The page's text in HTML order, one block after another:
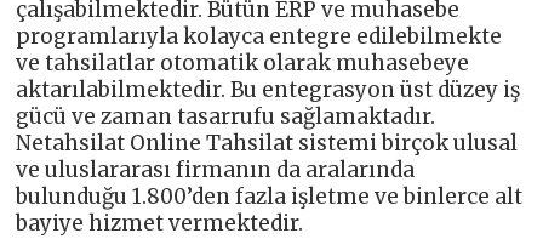
çalışabilmektedir. Bütün ERP ve muhasebe
programlarıyla kolayca entegre edilebilmekte
ve tahsilatlar otomatik olarak muhasebeye
aktarılabilmektedir. Bu entegrasyon üst düzey iş
gücü ve zaman tasarrufu sağlamaktadır.
Netahsilat Online Tahsilat sistemi birçok ulusal
ve uluslararası firmanın da aralarında
bulunduğu 1.800’den fazla işletme ve binlerce alt
bayiye hizmet vermektedir.